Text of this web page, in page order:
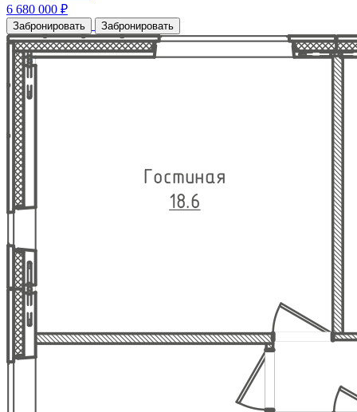
6 680 000 ₽
Забронировать Забронировать